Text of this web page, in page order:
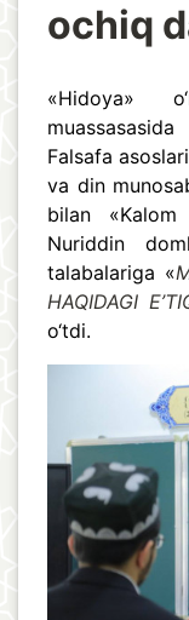
ochiq
️«Hidoya»
Falsafa
va din
bilan
Nuriddin
talabalariga «
HAQIDAGI
o‘tdi.